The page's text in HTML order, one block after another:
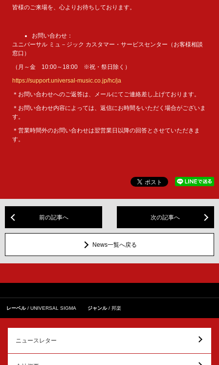
皆様のご来場を、心よりお待ちしております。
お問い合わせ：
ユニバーサル ミュ－ジック カスタマー・サービスセンター（お客様相談
窓口）
（月～金 10:00～18:00 ※祝・祭日除く）
https://support.universal-music.co.jp/hc/ja
＊お問い合わせへのご返答は、メールにてご連絡差し上げております。
＊お問い合わせ内容によっては、返信にお時間をいただく場合がございま
す。
＊営業時間外のお問い合わせは翌営業日以降の回答とさせていただきま
す。
前の記事へ 次の記事へ
News一覧へ戻る
レーベル UNIVERSAL SIGMA ジャンル 邦楽
ニュースレター